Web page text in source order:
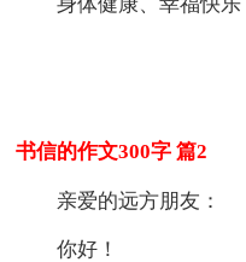
书信的作文300字 篇2
亲爱的远方朋友：
你好！